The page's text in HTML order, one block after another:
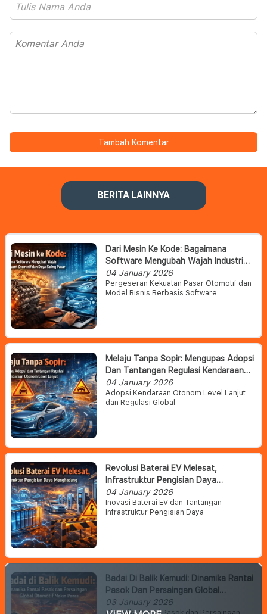
Tambah Komentar
BERITA LAINNYA
Dari Mesin Ke Kode: Bagaimana
Software Mengubah Wajah Industri
Otomotif Dan Daya Saing Pasar
04 January 2026
Pergeseran Kekuatan Pasar Otomotif dan
Model Bisnis Berbasis Software
Melaju Tanpa Sopir: Mengupas Adopsi
Dan Tantangan Regulasi Kendaraan
Otonom Level Lanjut
04 January 2026
Adopsi Kendaraan Otonom Level Lanjut
dan Regulasi Global
Revolusi Baterai EV Melesat,
Infrastruktur Pengisian Daya
Menghadang
04 January 2026
Inovasi Baterai EV dan Tantangan
Infrastruktur Pengisian Daya
Badai Di Balik Kemudi: Dinamika Rantai
Pasok Dan Persaingan Global
Otomotif Makin Panas
03 January 2026